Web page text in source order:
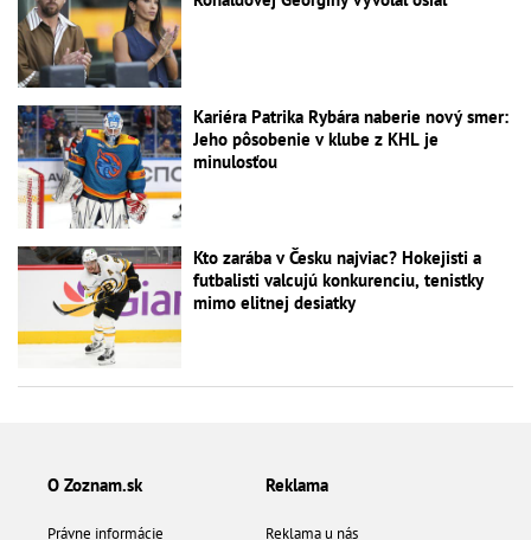
Kariéra Patrika Rybára naberie nový smer:
Jeho pôsobenie v klube z KHL je
minulosťou
Kto zarába v Česku najviac? Hokejisti a
futbalisti valcujú konkurenciu, tenistky
mimo elitnej desiatky
O Zoznam.sk
Právne informácie
Reklama
Reklama u nás